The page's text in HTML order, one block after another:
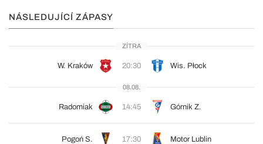
NÁSLEDUJÍCÍ ZÁPASY
ZÍTRA
W. Kraków 20:30 Wis. Płock
08.08.
Radomiak 14:45 Górnik Z.
Pogoń S. 17:30 Motor Lublin